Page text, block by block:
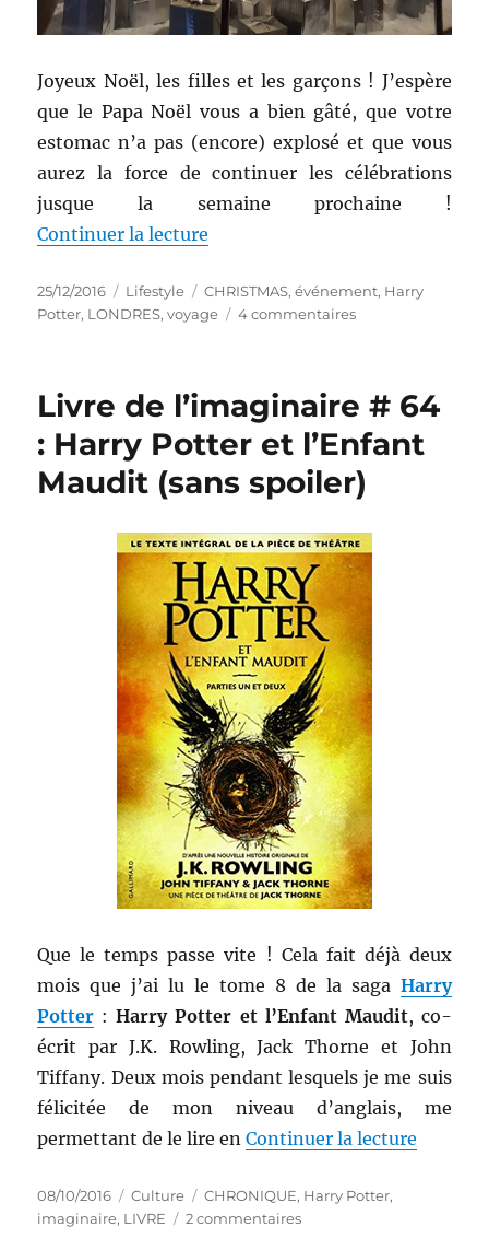
Joyeux Noël, les filles et les garçons ! J’espère
que le Papa Noël vous a bien gâté, que votre
estomac n’a pas (encore) explosé et que vous
aurez la force de continuer les célébrations
jusque la semaine prochaine !
Continuer la lecture
Publié
le
25/12/2016 Catégories
Lifestyle Étiquettes
CHRISTMAS,événement, Harry
Potter, LONDRES,voyage 4 commentairessur
:
Le
Harry
Potter
Studio
pour
Noël
Livre de l’imaginaire # 64
: Harry Potter et l’Enfant
Maudit (sans spoiler)
Que le temps passe vite ! Cela fait déjà deux
mois que j’ai lu le tome 8 de la saga Harry
Potter :Harry Potter et l’Enfant Maudit, co-
écrit par J.K. Rowling, Jack Thorne et John
Tiffany. Deux mois pendant lesquels je me suis
félicitée de mon niveau d’anglais, me
permettant de le lire enContinuer la lecture
Publié
le
08/10/2016 Catégories
Culture Étiquettes
CHRONIQUE, Harry Potter,
imaginaire, LIVRE 2 commentairessur